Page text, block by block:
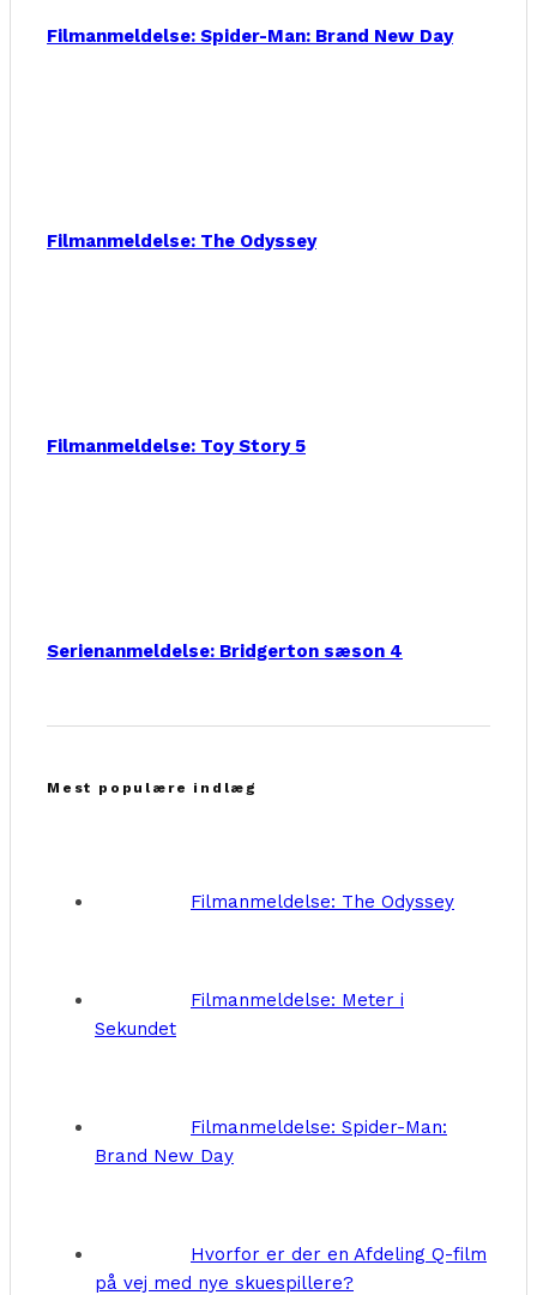
Filmanmeldelse: Spider-Man: Brand New Day
Filmanmeldelse: The Odyssey
Filmanmeldelse: Toy Story 5
Serienanmeldelse: Bridgerton sæson 4
Mest populære indlæg
Filmanmeldelse: The Odyssey
Filmanmeldelse: Meter i
Sekundet
Filmanmeldelse: Spider-Man:
Brand New Day
Hvorfor er der en Afdeling Q-film
på vej med nye skuespillere?